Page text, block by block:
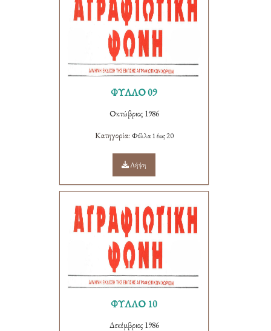
ΦΥΛΛΟ 09
Οκτώβριος 1986
Κατηγορία: Φύλλα 1 έως 20
Λήψη
ΦΥΛΛΟ 10
Δεκέμβριος 1986